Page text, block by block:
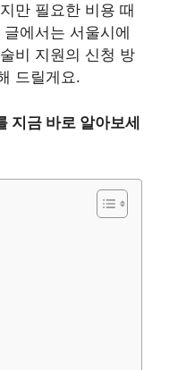
만 필요한 비용 때
에서는 서울시에
비 지원의 신청 방
드릴게요.
지금 바로 알아보세